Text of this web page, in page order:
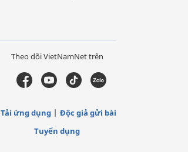
Theo dõi VietNamNet trên
Tải ứng dụng
Độc giả gửi bài
Tuyển dụng